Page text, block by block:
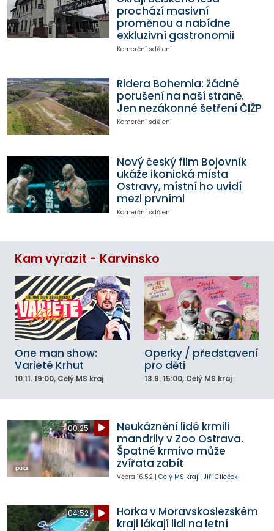
prochází masivní
proměnou a nabídne
exkluzivní gastronomii
Komerční sdělení
Ridera Bohemia: žádné
porušení na naší straně.
Jen nezákonné šetření ČIŽP
Komerční sdělení
Nový český film Bojovník
ukáže ikonická místa
Ostravy, místní ho uvidí
mezi prvními
Komerční sdělení
Kam vyrazit - Karvinsko
One man show:
Varieté Krhut
10.11. 19:00, Celý MS kraj
Operky / představení
pro děti
13.9. 15:00, Celý MS kraj
00:25
Neukáznění lidé krmili
mandrily v Zoo Ostrava.
Špatné krmivo může
zvířata zabít
Včera 16:52| Celý MS kraj | Jiří Cileček
04:52
Horka v Moravskoslezském
kraji lákají lidi na letní